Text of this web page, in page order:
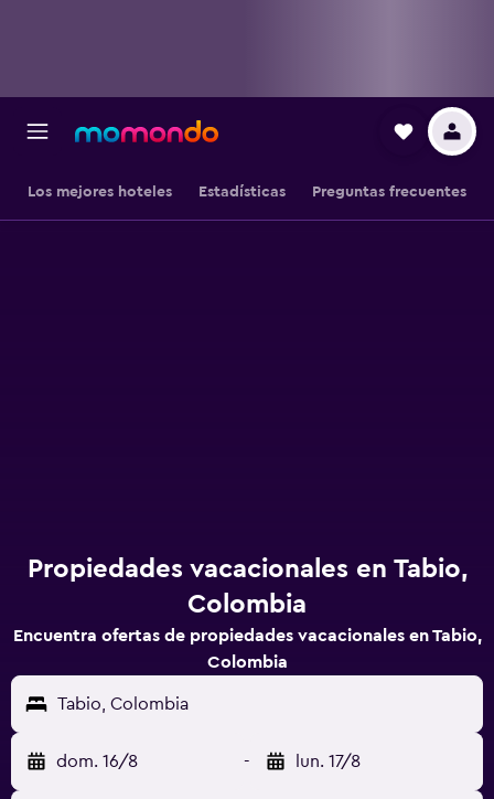
Los mejores hoteles Estadísticas Preguntas frecuentes
Propiedades vacacionales en Tabio,
Colombia
Encuentra ofertas de propiedades vacacionales en Tabio,
Colombia
Tabio, Colombia
dom. 16/8 - lun. 17/8